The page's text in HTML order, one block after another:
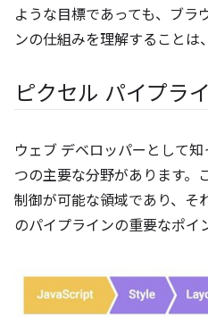
ような目標であっても、ブラ
ンの仕組みを理解することは
ピクセル パイプラ
ウェブ デベロッパーとして
つの主要な分野があります。
制御が可能な領域であり、そ
のパイプラインの重要なポイ